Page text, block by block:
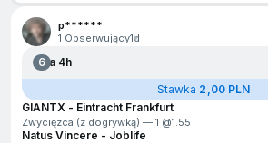
p******
1 Obserwujący1d
6Za 4h
Stawka 2,00 PLN
GIANTX - Eintracht Frankfurt
Zwycięzca (z dogrywką) — 1 @1.55
Natus Vincere - Joblife